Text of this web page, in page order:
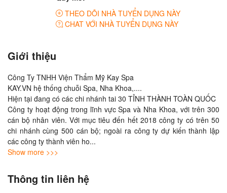
THEO DÕI NHÀ TUYỂN DỤNG NÀY
CHAT VỚI NHÀ TUYỂN DỤNG NÀY
Giới thiệu
Công Ty TNHH Viện Thẩm Mỹ Kay Spa
KAY.VN hệ thống chuỗi Spa, Nha Khoa,....
Hiện tại đang có các chi nhánh tai 30 TỈNH THÀNH TOÀN QUỐC
Công ty hoạt động trong lĩnh vực Spa và Nha Khoa, với trên 300
cán bộ nhân viên. Với mục tiêu đến hết 2018 công ty có trên 50
chi nhánh cùng 500 cán bộ; ngoài ra công ty dự kiến thành lập
các công ty thành viên ho...
Show more >>>
Thông tin liên hệ